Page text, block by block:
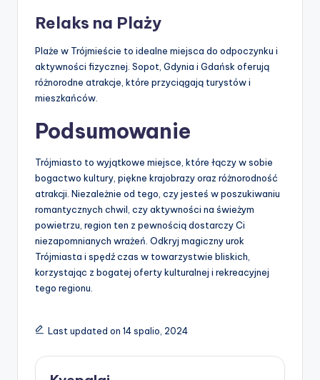
Relaks na Plaży
Plaże w Trójmieście to idealne miejsca do odpoczynku i
aktywności fizycznej. Sopot, Gdynia i Gdańsk oferują
różnorodne atrakcje, które przyciągają turystów i
mieszkańców.
Podsumowanie
Trójmiasto to wyjątkowe miejsce, które łączy w sobie
bogactwo kultury, piękne krajobrazy oraz różnorodność
atrakcji. Niezależnie od tego, czy jesteś w poszukiwaniu
romantycznych chwil, czy aktywności na świeżym
powietrzu, region ten z pewnością dostarczy Ci
niezapomnianych wrażeń. Odkryj magiczny urok
Trójmiasta i spędź czas w towarzystwie bliskich,
korzystając z bogatej oferty kulturalnej i rekreacyjnej
tego regionu.
Last updated on 14 spalio, 2024